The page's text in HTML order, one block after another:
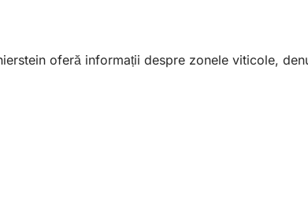
oferă informații despre zonele viticole,